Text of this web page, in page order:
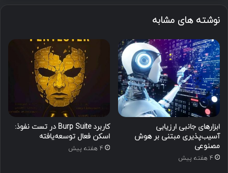
نوشته های مشابه
ابزارهای جانبی ارزیابی
آسیب‌پذیری مبتنی بر هوش
مصنوعی
4 هفته پیش
کاربرد Burp Suite در تست نفوذ:
اسکن فعال توسعه‌یافته
4 هفته پیش